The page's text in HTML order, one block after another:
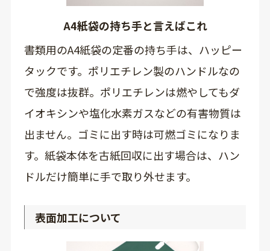
A4紙袋の持ち手と言えばこれ
書類用のA4紙袋の定番の持ち手は、ハッピー
タックです。ポリエチレン製のハンドルなの
で強度は抜群。ポリエチレンは燃やしてもダ
イオキシンや塩化水素ガスなどの有害物質は
出ません。ゴミに出す時は可燃ゴミになりま
す。紙袋本体を古紙回収に出す場合は、ハン
ドルだけ簡単に手で取り外せます。
表面加工について